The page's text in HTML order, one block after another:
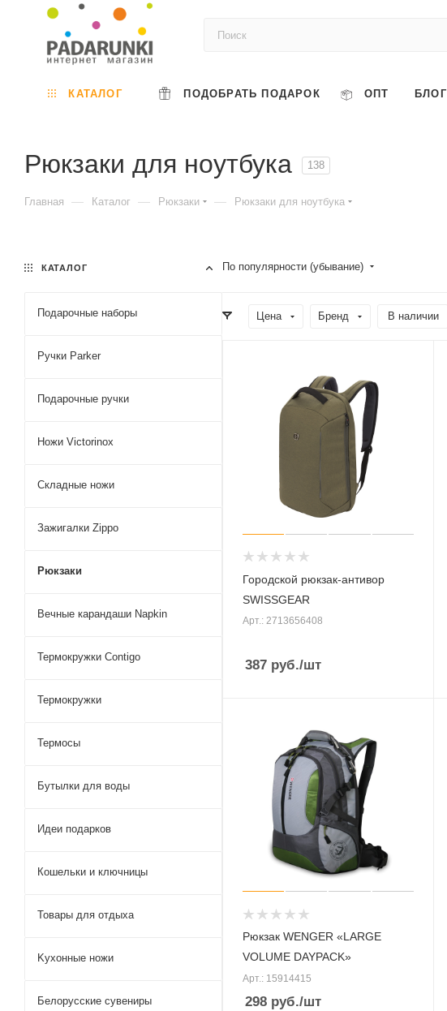
КАТАЛОГ ПОДОБРАТЬ ПОДАРОК ОПТ БЛОГ
Рюкзаки для ноутбука 138
Главная — Каталог — Рюкзаки — Рюкзаки для ноутбука
По популярности (убывание)
Цена Бренд В наличии
Городской рюкзак-антивор
SWISSGEAR
Арт.: 2713656408
387 руб./шт
Рюкзак WENGER «LARGE
VOLUME DAYPACK»
Арт.: 15914415
298 руб./шт
КАТАЛОГ
Подарочные наборы
Ручки Parker
Подарочные ручки
Ножи Victorinox
Складные ножи
Зажигалки Zippo
Рюкзаки
Вечные карандаши Napkin
Термокружки Contigo
Термокружки
Термосы
Бутылки для воды
Идеи подарков
Кошельки и ключницы
Товары для отдыха
Kухонные ножи
Белорусские сувениры